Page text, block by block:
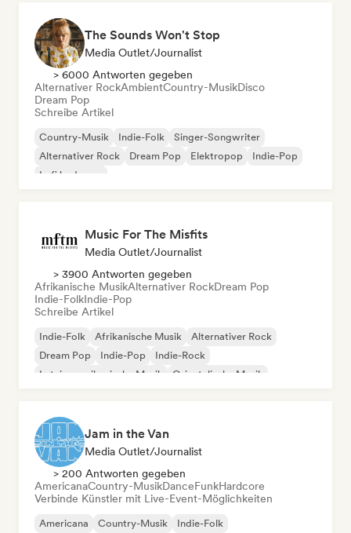
The Sounds Won't Stop
Media Outlet/Journalist
> 6000 Antworten gegeben
Alternativer RockAmbientCountry-MusikDisco
Dream Pop
Schreibe Artikel
Country-Musik Indie-Folk
Singer-Songwriter
Alternativer Rock
Dream Pop Elektropop
Indie-Pop
Lofi bedroom
Music For The Misfits
Media Outlet/Journalist
> 3900 Antworten gegeben
Afrikanische MusikAlternativer RockDream Pop
Indie-FolkIndie-Pop
Schreibe Artikel
Indie-Folk Afrikanische Musik
Alternativer Rock
Dream Pop
Indie-Pop
Indie-Rock
Lateinamerikanische Musik
Orientalische Musik
Jam in the Van
Media Outlet/Journalist
> 200 Antworten gegeben
AmericanaCountry-MusikDanceFunkHardcore
Verbinde Künstler mit Live-Event-Möglichkeiten
Americana Country-Musik Indie-Folk